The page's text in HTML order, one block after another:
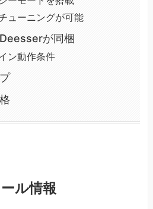
ューニングが可能
が同梱
ン動作条件
ル情報